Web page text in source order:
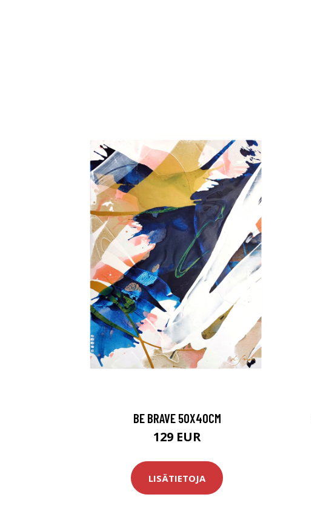
BE BRAVE 50X40CM
129 EUR
LISÄTIETOJA